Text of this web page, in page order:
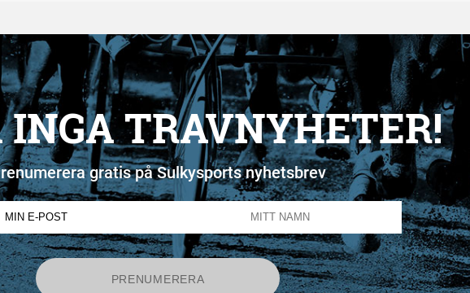
TRAVNYHETER!
gratis på Sulkysports nyhetsbrev